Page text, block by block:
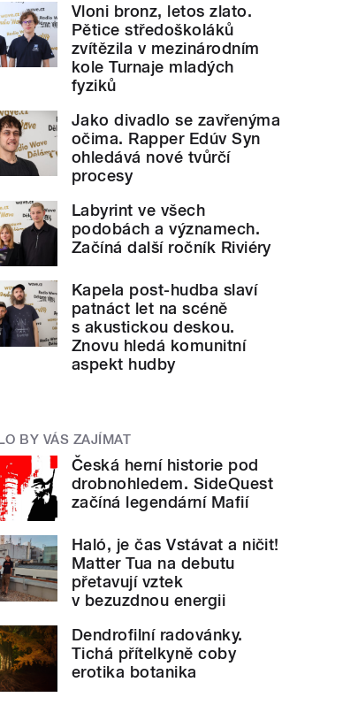
Vloni bronz, letos zlato.
Pětice středoškoláků
zvítězila v mezinárodním
kole Turnaje mladých
fyziků
Jako divadlo se zavřenýma
očima. Rapper Edúv Syn
ohledává nové tvůrčí
procesy
Labyrint ve všech
podobách a významech.
Začíná další ročník Riviéry
Kapela post-hudba slaví
patnáct let na scéně
s akustickou deskou.
Znovu hledá komunitní
aspekt hudby
BY VÁS ZAJÍMAT
Česká herní historie pod
drobnohledem. SideQuest
začíná legendární Mafií
Haló, je čas Vstávat a ničit!
Matter Tua na debutu
přetavují vztek
v bezuzdnou energii
Dendrofilní radovánky.
Tichá přítelkyně coby
erotika botanika